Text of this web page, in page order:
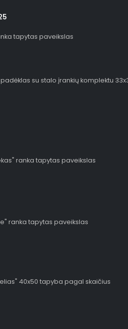
tapytas paveikslas
su stalo įrankių komplektu
ranka tapytas paveikslas
ranka tapytas paveikslas
40x50 tapyba pagal skaičius